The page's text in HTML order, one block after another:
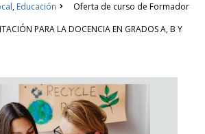
, Educación
Oferta de curso de Formador
PARA LA DOCENCIA EN GRADOS A, B Y